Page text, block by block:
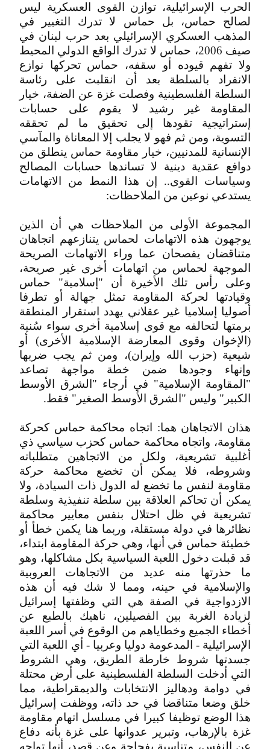
الحرب الإسرائيلية، توازن القوى العسكرية ليس
لصالح حماس، بل حماس لا تدرك التغيير في
المذهب العسكري الإسرائيلي بعد حرب لبنان في
صيف 2006، حماس لا تدرك الواقع الدولي المحيط
ولا تفهم قيوده أو سقفه، حماس تحركها نوازع
الانفراد بالسلطة بعد أن انقلبت على رئاسة
السلطة الفلسطينية وفصلت غزة عن الضفة، خيار
المقاومة غير رشيد لا يقوم على حسابات
إستراتيجية تقودها إلى تحقيق ما لم تحققه
التسوية، ومن ثم فهو لا يجلب إلا المعاناة والمآسي
الإنسانية للمدنيين، خيار مقاومة حماس ينطلق من
دوافع عقدية دينية لا تساندها حسابات المصالح
وسياسات القوى.. إن هذا النمط من الاتهامات
يستدعي نوعين من الملاحظات:
المجموعة الأولى من الملاحظات هي أن الذين
يوجهون هذه الاتهامات لحماس يتنازعهم اتجاهان
متناقضان يفصحان عما وراء الاتهامات الصريحة
الموجهة لحماس من اتهامات أخرى غير صريحة،
وعلى رأس تلك الأخيرة أن "إسلامية" حماس
وقيادتها لحركة المقاومة تمثل جهالة أو تطرفا
أصوليا إسلاميا غير عقلاني يهدد استقرار المنطقة
برمتها لتحالفه مع قوى إسلامية أخرى سواء سُنية
(الإخوان وقوى المعارضة الإسلامية الأخرى) أو
شيعية (حزب الله وإيران)، ومن ثم يجب ضربها
وإنهاء وجودها ضمن خطة مواجهة تصاعد
"المقاومة الإسلامية" في أرجاء "الشرق الأوسط
الكبير" وليس "الشرق الأوسط الصغير" فقط.
هذان الاتجاهان هما: اتجاه محاكمة حماس كحركة
مقاومة، واتجاه محاكمة حماس كحزب سياسي ذي
أغلبية تشريعية، ولكل من الاتجاهين متطلباته
وشروطه، فلا يمكن أن تخضع محاكمة حركة
مقاومة لنفس ما تخضع له الدول ذات السيادة، ولا
يمكن أن تحاكم العلاقة بين سلطة تنفيذية وسلطة
تشريعية في ظل احتلال بنفس معايير محاكمة
نظائرها في دولة مستقلة، وربما هنا يكمن خطأ أو
خطيئة حماس في أنها، وهي حركة المقاومة ابتداء،
قد قبلت دخول اللعبة السياسية بكل مشاكلها، وهو
ما حذرتها منه عديد من الاتجاهات العروبية
والإسلامية في حينه، ومما لا شك فيه أن هذه
الازدواجية في الصفة هي التي وظفتها إسرائيل
لزيادة الغربة بين الفصيلين، ناهيك بالطبع عن
أخطاء الجميع وخطاياهم من الوقوع في أسر اللعبة
الإسرائيلية - المدعومة دوليا وعربيا - أي اللعبة التي
جسدتها شروط خارطة الطريق، وهي الشروط
التي أدخلت السلطة الفلسطينية على أرض محتلة
في دوامة ودهاليز الانتخابات والديمقراطية، مما
خلق وضعا متناقضا في حد ذاته، ووظفت إسرائيل
هذا الوضع توظيفا كبيرا في مسلسل اتهام مقاومة
غزة بالإرهاب، وتبرير عدوانها على غزة بأنه دفاع
عن النفس، متناسية بفجاجة وعن قصد، أنها تواجه